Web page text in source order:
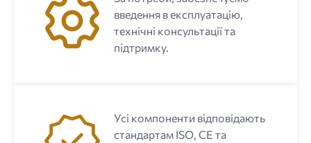
введення в експлуатацію,
технічні консультації та
підтримку.
Усі компоненти відповідають
стандартам ISO, CE та